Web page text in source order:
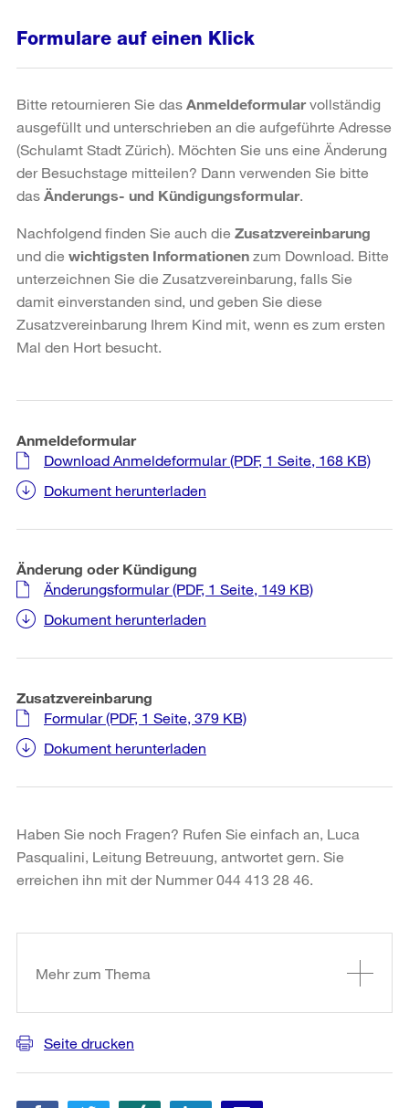
Formulare auf einen Klick
Bitte retournieren Sie das Anmeldeformularvollständig
ausgefüllt und unterschrieben an die aufgeführte Adresse
(Schulamt Stadt Zürich). Möchten Sie uns eine Änderung
der Besuchstage mitteilen? Dann verwenden Sie bitte
das Änderungs- und Kündigungsformular.
Nachfolgend finden Sie auch die Zusatzvereinbarung
und die wichtigsten Informationen zum Download. Bitte
unterzeichnen Sie die Zusatzvereinbarung, falls Sie
damit einverstanden sind, und geben Sie diese
Zusatzvereinbarung Ihrem Kind mit, wenn es zum ersten
Mal den Hort besucht.
Anmeldeformular
Download Anmeldeformular(PDF, 1 Seite, 168 KB)
Dokument herunterladen
Änderung oder Kündigung
Änderungsformular(PDF, 1 Seite, 149 KB)
Dokument herunterladen
Zusatzvereinbarung
Formular(PDF, 1 Seite, 379 KB)
Dokument herunterladen
Haben Sie noch Fragen? Rufen Sie einfach an, Luca
Pasqualini, Leitung Betreuung, antwortet gern. Sie
erreichen ihn mit der Nummer 044 413 28 46.
Mehr zum Thema
Seite drucken